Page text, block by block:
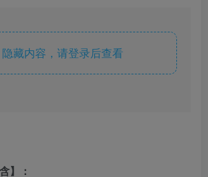
隐藏内容，请登录后查看
】：